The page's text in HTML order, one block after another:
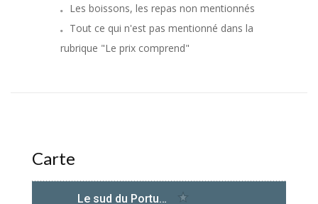
Les boissons, les repas non mentionnés
Tout ce qui n'est pas mentionné dans la
rubrique "Le prix comprend"
Carte